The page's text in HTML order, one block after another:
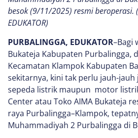
besok (9/11/2025) resmi beroperasi.
EDUKATOR)
PURBALINGGA, EDUKATOR–Bagi
Bukateja Kabupaten Purbalingga,
Kecamatan Klampok Kabupaten
sekitarnya, kini tak perlu jauh-
sepeda listrik maupun motor
Center atau Toko AIMA Bukateja
raya Purbalingga–Klampok,
Muhammadiyah 2 Purbalingga di